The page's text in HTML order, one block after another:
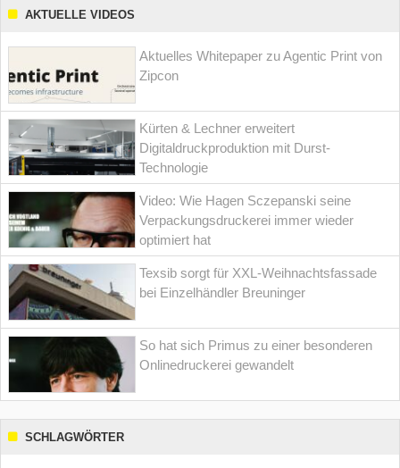
AKTUELLE VIDEOS
Aktuelles Whitepaper zu Agentic Print von
Zipcon
Kürten & Lechner erweitert
Digitaldruckproduktion mit Durst-
Technologie
Video: Wie Hagen Sczepanski seine
Verpackungsdruckerei immer wieder
optimiert hat
Texsib sorgt für XXL-Weihnachtsfassade
bei Einzelhändler Breuninger
So hat sich Primus zu einer besonderen
Onlinedruckerei gewandelt
SCHLAGWÖRTER